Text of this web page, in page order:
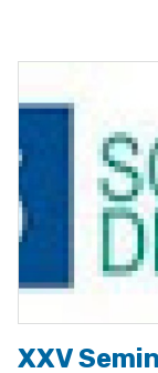
la
navegación
XXV